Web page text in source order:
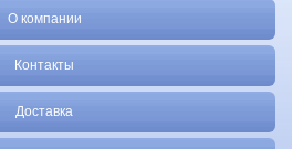
О компании
Контакты
Доставка